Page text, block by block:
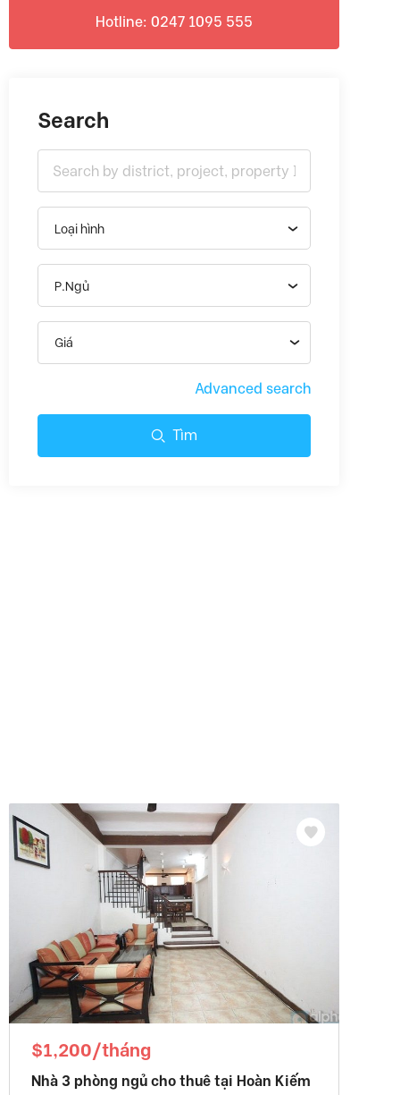
Hotline: 0247 1095 555
Search
Loại hình
P.Ngủ
Giá
Advanced search
Tìm
$1,200/tháng
Nhà 3 phòng ngủ cho thuê tại Hoàn Kiếm